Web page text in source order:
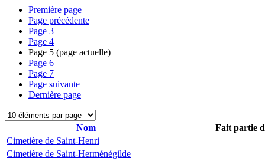
Première page
Page précédente
Page 3
Page 4
Page 5 (page actuelle)
Page 6
Page 7
Page suivante
Dernière page
Nom
Fait partie
Cimetière de Saint-Henri
Cimetière de Saint-Herménégilde